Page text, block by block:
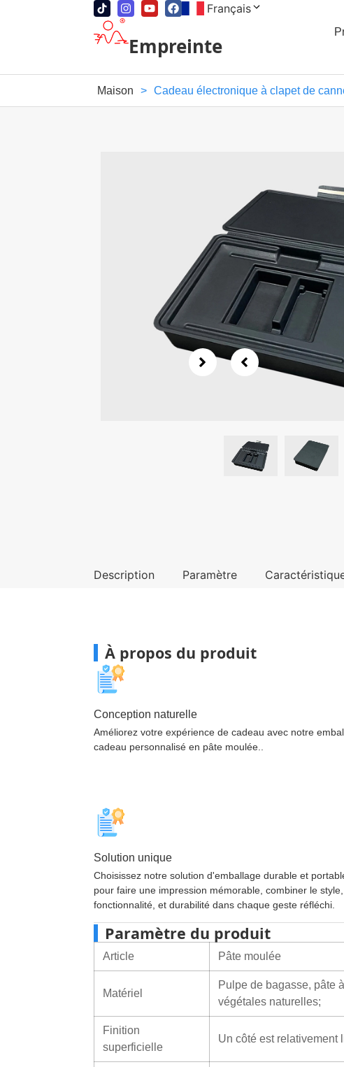
Français
Empreinte
Maison > Cadeau électronique à clapet de
Description Paramètre
À propos du produit
Conception naturelle
Améliorez votre expérience de cadeau avec notre
cadeau personnalisé en pâte moulée..
Solution unique
Choisissez notre solution d'emballage durable et
pour faire une impression mémorable, combiner le style,
fonctionnalité, et durabilité dans chaque geste réfléchi.
Paramètre du produit
Article Pâte moulée
Matériel
Pulpe de bagasse, pâte
végétales naturelles;
Finition
superficielle
Un côté est relativement